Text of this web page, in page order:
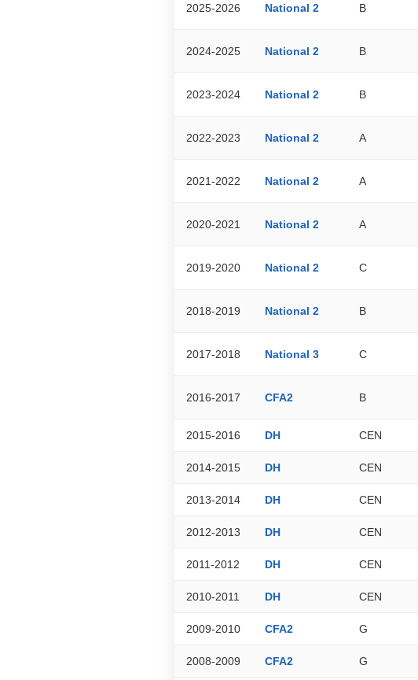
2025-2026 National 2 B
2024-2025 National 2 B
2023-2024 National 2 B
2022-2023 National 2 A
2021-2022 National 2 A
2020-2021 National 2 A
2019-2020 National 2 C
2018-2019 National 2 B
2017-2018 National 3 C
2016-2017 CFA2 B
2015-2016 DH CEN
2014-2015 DH CEN
2013-2014 DH CEN
2012-2013 DH CEN
2011-2012 DH CEN
2010-2011 DH CEN
2009-2010 CFA2 G
2008-2009 CFA2 G